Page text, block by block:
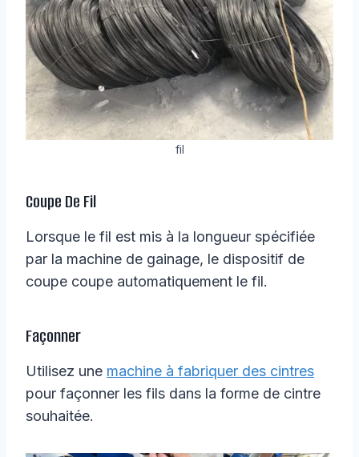
fil
Coupe De Fil
Lorsque le fil est mis à la longueur spécifiée
par la machine de gainage, le dispositif de
coupe coupe automatiquement le fil.
Façonner
Utilisez une machine à fabriquer des cintres
pour façonner les fils dans la forme de cintre
souhaitée.